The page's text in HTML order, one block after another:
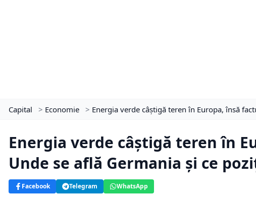
Capital > Economie > Energia verde câștigă teren în Europa, însă
Energia verde câștigă teren în
Unde se află Germania și ce
Facebook Telegram WhatsApp